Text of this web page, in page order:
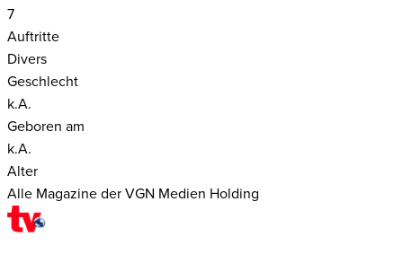
7
Auftritte
Divers
Geschlecht
k.A.
Geboren am
k.A.
Alter
Alle Magazine der VGN Medien Holding